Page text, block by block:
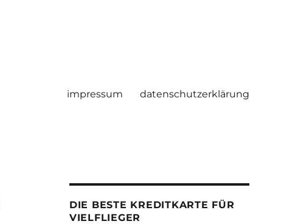
impressum datenschutzerklärung
DIE BESTE KREDITKARTE FÜR
VIELFLIEGER